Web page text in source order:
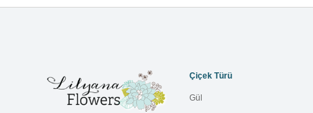
Çiçek Türü
Gül